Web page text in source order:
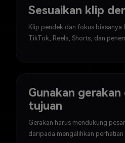
Sesuaikan klip
Klip pendek dan fokus
TikTok, Reels, Shorts, dan
Gunakan gerakan
tujuan
Gerakan harus mendukung
daripada mengalihkan perhatian